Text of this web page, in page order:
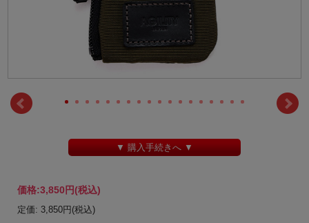
▼ 購入手続きへ ▼
価格:3,850円(税込)
定価: 3,850円(税込)